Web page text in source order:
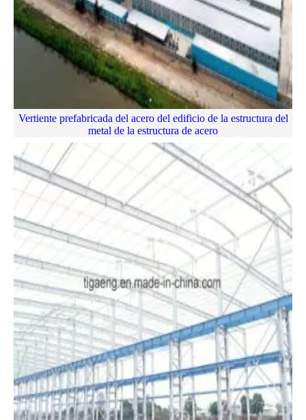
Vertiente prefabricada del acero del edificio de la estructura del
metal de la estructura de acero